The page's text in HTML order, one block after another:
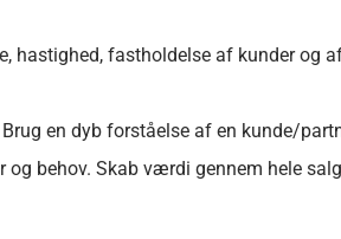
hastighed, fastholdelse af kunder og
en dyb forståelse af en kunde/
behov. Skab værdi gennem hele